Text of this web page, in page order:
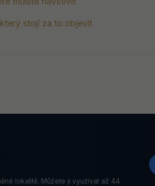
stojí za to objevit
lokalitě. Můžete ji využívat až 44